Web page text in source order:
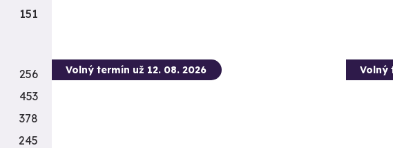
Volný termín už 12. 08. 2026 Volný
151
256
453
378
245